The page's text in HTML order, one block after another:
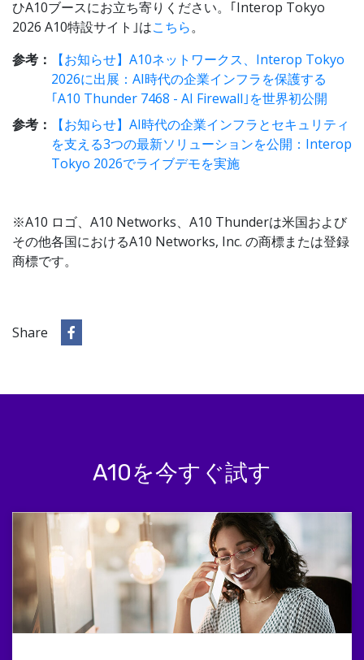
ひA10ブースにお立ち寄りください。｢Interop Tokyo
2026 A10特設サイト｣はこちら。
参考：
【お知らせ】A10ネットワークス、Interop Tokyo
2026に出展：AI時代の企業インフラを保護する
｢A10 Thunder 7468 - AI Firewall｣を世界初公開
参考：
【お知らせ】AI時代の企業インフラとセキュリティ
を支える3つの最新ソリューションを公開：Interop
Tokyo 2026でライブデモを実施
※A10 ロゴ、A10 Networks、A10 Thunderは米国および
その他各国におけるA10 Networks, Inc. の商標または登録
商標です。
Share
A10を今すぐ試す